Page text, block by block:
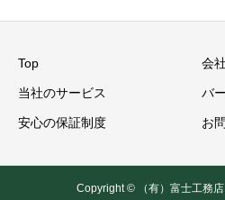
Top 会
当社のサービス バ
安心の保証制度 お
Copyright © （有）富士工務